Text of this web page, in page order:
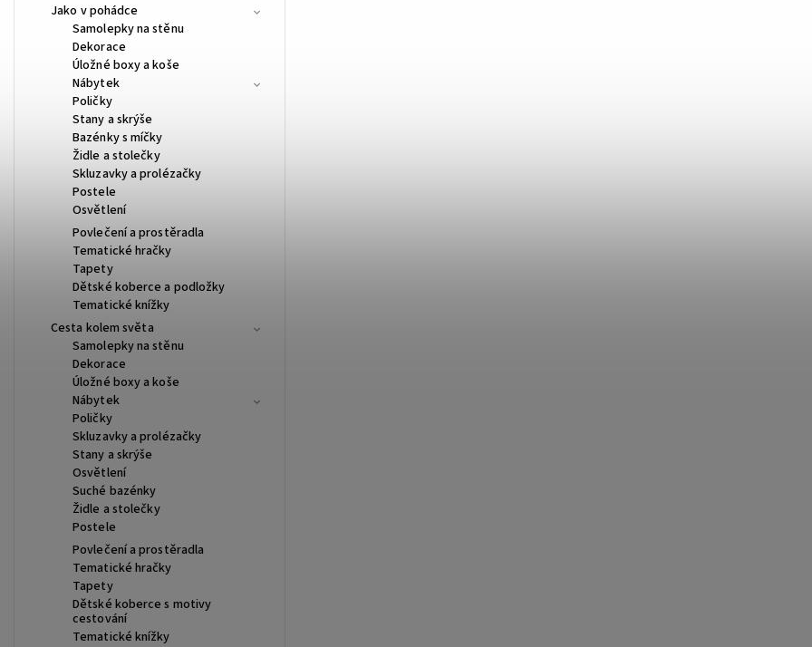
Jako v pohádce
Samolepky na stěnu
Dekorace
Úložné boxy a koše
Nábytek
Poličky
Stany a skrýše
Bazénky s míčky
Židle a stolečky
Skluzavky a prolézačky
Postele
Osvětlení
Povlečení a prostěradla
Tematické hračky
Tapety
Dětské koberce a podložky
Tematické knížky
Cesta kolem světa
Samolepky na stěnu
Dekorace
Úložné boxy a koše
Nábytek
Poličky
Skluzavky a prolézačky
Stany a skrýše
Osvětlení
Suché bazénky
Židle a stolečky
Postele
Povlečení a prostěradla
Tematické hračky
Tapety
Dětské koberce s motivy
cestování
Tematické knížky